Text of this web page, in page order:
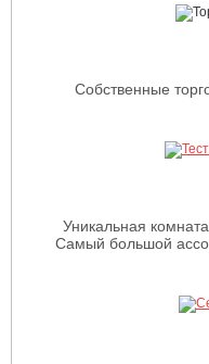
Собственные
Уникальная
Самый большой